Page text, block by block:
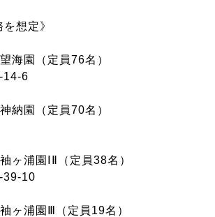
想定》
海園（定員76名）
14-6
納園（定員70名）
ヶ浦園ⅠⅡ（定員38名）
39-10
ヶ浦園Ⅲ（定員19名）